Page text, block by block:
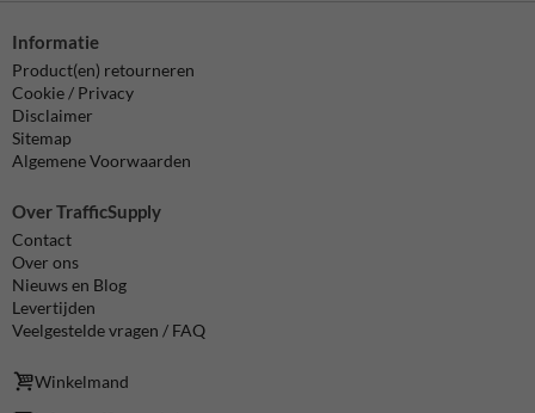
Informatie
Product(en) retourneren
Cookie / Privacy
Disclaimer
Sitemap
Algemene Voorwaarden
Over TrafficSupply
Contact
Over ons
Nieuws en Blog
Levertijden
Veelgestelde vragen / FAQ
Winkelmand